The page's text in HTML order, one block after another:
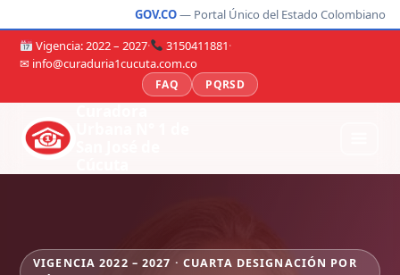
GOV.CO— Portal Único del Estado Colombiano
Vigencia: 2022 – 2027· 3150411881·
✉ info@curaduria1cucuta.com.co
FAQ PQRSD
VIGENCIA 2022 – 2027 · CUARTA DESIGNACIÓN POR